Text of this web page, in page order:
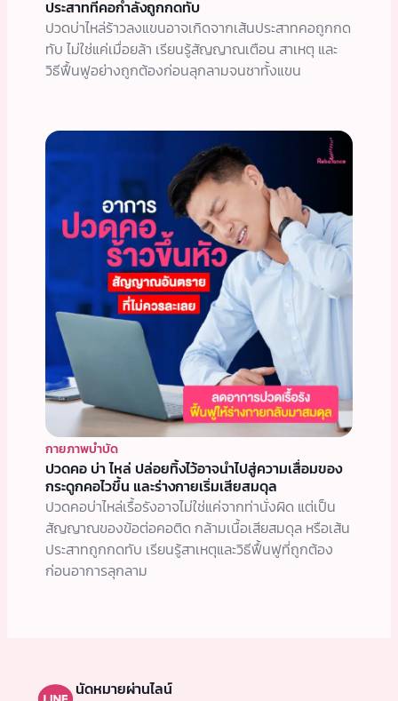
ประสาทที่คอกำลังถูกกดทับ
ปวดบ่าไหล่ร้าวลงแขนอาจเกิดจากเส้นประสาทคอถูกกด
ทับ ไม่ใช่แค่เมื่อยล้า เรียนรู้สัญญาณเตือน สาเหตุ และ
วิธีฟื้นฟูอย่างถูกต้องก่อนลุกลามจนชาทั้งแขน
กายภาพบำบัด
ปวดคอ บ่า ไหล่ ปล่อยทิ้งไว้อาจนำไปสู่ความเสื่อมของ
กระดูกคอไวขึ้น และร่างกายเริ่มเสียสมดุล
ปวดคอบ่าไหล่เรื้อรังอาจไม่ใช่แค่จากท่านั่งผิด แต่เป็น
สัญญาณของข้อต่อคอติด กล้ามเนื้อเสียสมดุล หรือเส้น
ประสาทถูกกดทับ เรียนรู้สาเหตุและวิธีฟื้นฟูที่ถูกต้อง
ก่อนอาการลุกลาม
นัดหมายผ่านไลน์